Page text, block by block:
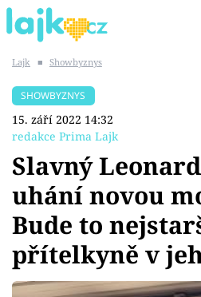
SHOPAHOLICADEL
Témata
Showbyznys
Youtubeři
Lajk ■ Showbyznys
SHOWBYZNYS
15. září 2022 14:32
redakce Prima Lajk
Slavný
uhání novou
Bude to
přítelkyně v